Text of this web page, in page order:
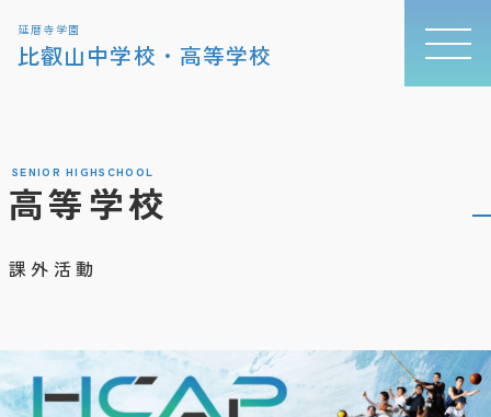
延暦寺学園
比叡山中学校・高等学校
SENIOR HIGHSCHOOL
高等学校
課外活動